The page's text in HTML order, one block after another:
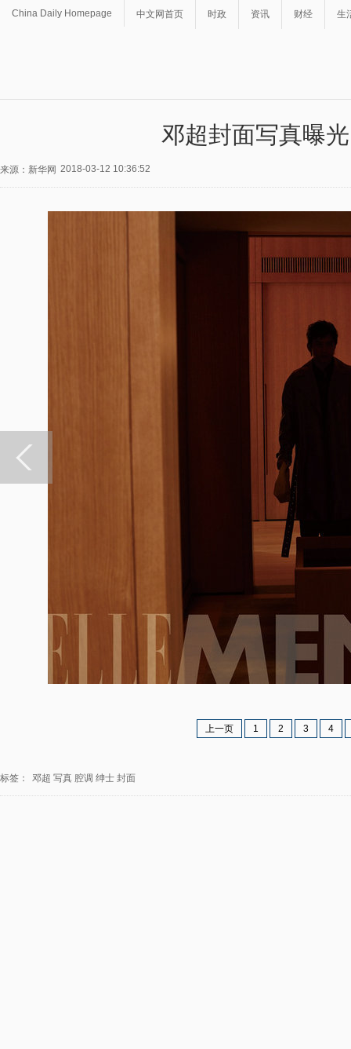
China Daily Homepage 中文网首页 时政 资讯 财经 生
邓超封面写真曝
来源：新华网 2018-03-12 10:36:52
上一页 1 2 3 4
标签： 邓超 写真 腔调 绅士 封面